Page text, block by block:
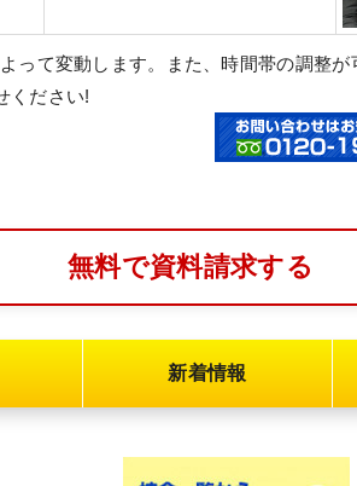
って変動します。また、時間帯の調整が
ください!
無料で資料請求する
新着情報